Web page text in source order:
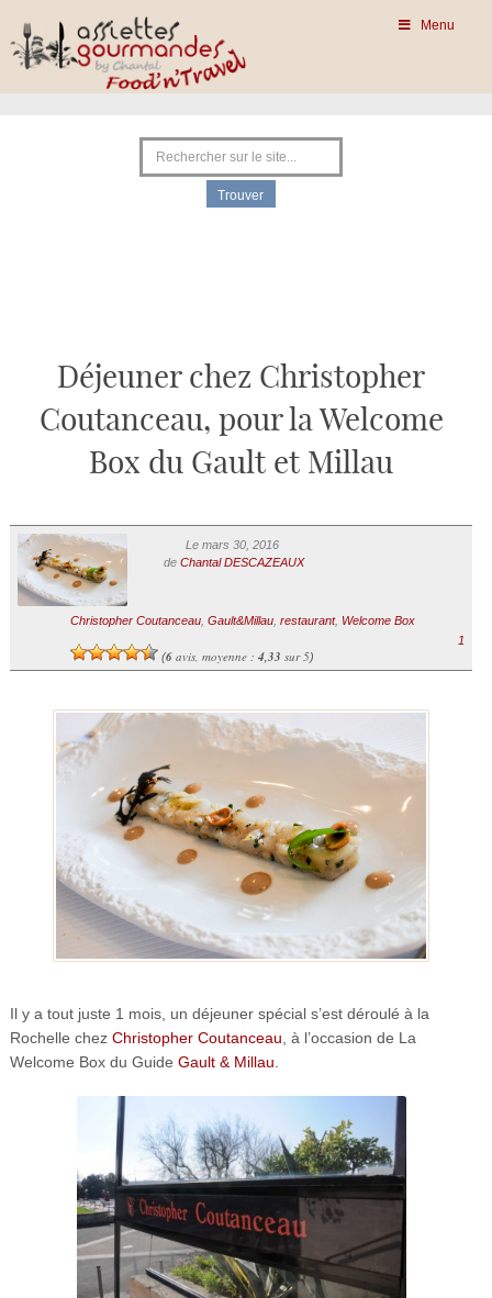
Menu
Déjeuner chez Christopher
Coutanceau, pour la Welcome
Box du Gault et Millau
Le mars 30, 2016
de Chantal DESCAZEAUX
Christopher Coutanceau, Gault&Millau, restaurant, Welcome Box
(6avis, moyenne : 4,33 sur 5)
1
Il y a tout juste 1 mois, un déjeuner spécial s’est déroulé à la
Rochelle chez Christopher Coutanceau , à l’occasion de La
Welcome Box du Guide Gault & Millau